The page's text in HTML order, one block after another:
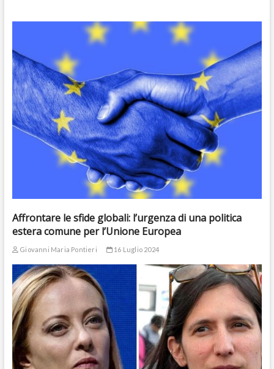
Affrontare le sfide globali: l’urgenza di una politica
estera comune per l’Unione Europea
Giovanni Maria Pontieri 16 Luglio 2024